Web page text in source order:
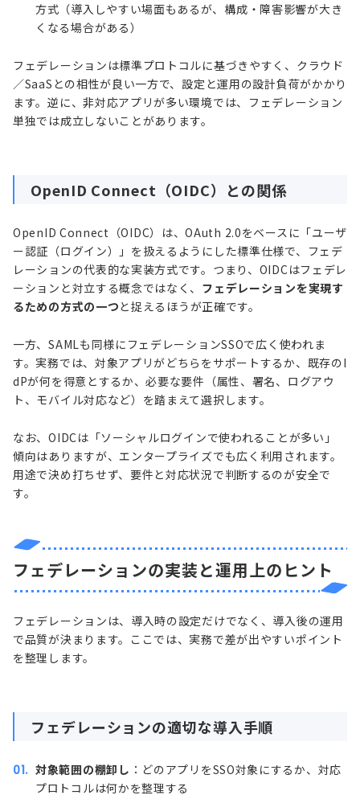
方式（導入しやすい場面もあるが、構成・障害影響が大き
くなる場合がある）
フェデレーションは標準プロトコルに基づきやすく、クラウド
／SaaSとの相性が良い一方で、設定と運用の設計負荷がかかり
ます。逆に、非対応アプリが多い環境では、フェデレーション
単独では成立しないことがあります。
OpenID Connect（OIDC）との関係
OpenID Connect（OIDC）は、OAuth 2.0をベースに「ユーザ
ー認証（ログイン）」を扱えるようにした標準仕様で、フェデ
レーションの代表的な実装方式です。つまり、OIDCはフェデレ
ーションと対立する概念ではなく、 フェデレーションを実現す
るための方式の一つと捉えるほうが正確です。
一方、SAMLも同様にフェデレーションSSOで広く使われま
す。実務では、対象アプリがどちらをサポートするか、既存のI
dPが何を得意とするか、必要な要件（属性、署名、ログアウ
ト、モバイル対応など）を踏まえて選択します。
なお、OIDCは「ソーシャルログインで使われることが多い」
傾向はありますが、エンタープライズでも広く利用されます。
用途で決め打ちせず、要件と対応状況で判断するのが安全で
す。
フェデレーションの実装と運用上のヒント
フェデレーションは、導入時の設定だけでなく、導入後の運用
で品質が決まります。ここでは、実務で差が出やすいポイント
を整理します。
フェデレーションの適切な導入手順
対象範囲の棚卸し ：どのアプリをSSO対象にするか、対応
プロトコルは何かを整理する